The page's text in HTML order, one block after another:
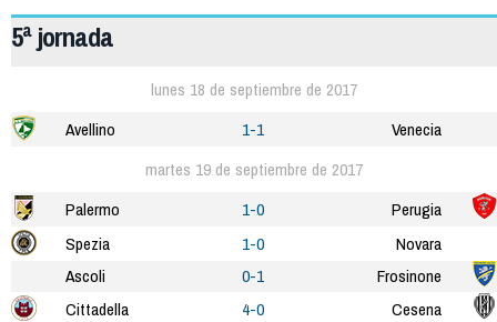
5ª jornada
lunes 18 de septiembre de 2017
Avellino
1-1
Venecia
martes 19 de septiembre de 2017
Palermo
1-0
Perugia
Spezia
1-0
Novara
Ascoli
0-1
Frosinone
Cittadella
4-0
Cesena